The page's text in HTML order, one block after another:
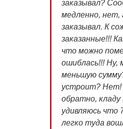
заказывал?
медленно, нет,
заказывал. К
заказанные!!!
что можно
ошиблась!!! Ну,
меньшую
устроит? Нет!
обратно,
удивляюсь что
легко туда